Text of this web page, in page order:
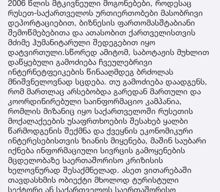
2006 წლის მტკივნეული მოგონებები, როდესაც
რუსეთ-საქართველოს ურთიერთობები მასობრივი
დეპორტაციებით, ბიზნესის ფართომასშტაბიანი
შემოწმებებითა და ათასობით ქართველისთვის
მძიმე ჰუმანიტარული შედეგებით იყო
დატვირთული.სწორედ ამიტომ, საბოტაჟის მუხლით
დაწყებული გამოძიება ჩვეულებრივი
ინტერნეტფეიკების წინააღმდეგ ბრძოლას
მნიშვნელოვნად სცდება. თუ გამოძიება დაადგენს,
რომ მართლაც არსებობდა გარედან მართული და
კოორდინირებული საინფორმაციო კამპანია,
რომლის მიზანიც იყო საქართველოში რუსეთის
მოქალაქეების უსაფრთხოების შესახებ ყალბი
წარმოდგენის შექმნა და ქვეყნის ეკონომიკური
ინტერესებისთვის ზიანის მიყენება, მაშინ საუბარი
იქნება ინფორმაციული სივრცის გამოყენების
მცდელობაზე საერთაშორისო კრიზისის
ხელოვნურად შესაქმნელად. ასეთ ვითარებაში
თავდასხმის ობიექტი მხოლოდ ტურისტული
სექტორი ან საქართველოს საერთაშორისო